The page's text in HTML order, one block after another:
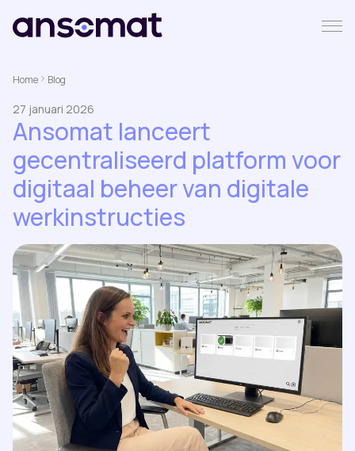
Home Blog
27 januari 2026
Ansomat lanceert
gecentraliseerd platform voor
digitaal beheer van digitale
werkinstructies